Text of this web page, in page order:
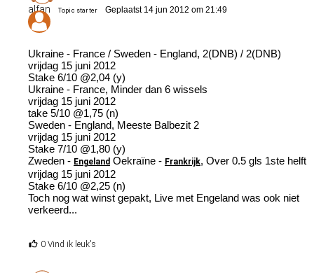
alfan Topic starter Geplaatst 14 jun 2012 om 21:49
Ukraine - France / Sweden - England, 2(DNB) / 2(DNB)
vrijdag 15 juni 2012
Stake 6/10 @2,04 (y)
Ukraine - France, Minder dan 6 wissels
vrijdag 15 juni 2012
take 5/10 @1,75 (n)
Sweden - England, Meeste Balbezit 2
vrijdag 15 juni 2012
Stake 7/10 @1,80 (y)
Zweden - Engeland Oekraïne - Frankrijk, Over 0.5 gls 1ste helft
vrijdag 15 juni 2012
Stake 6/10 @2,25 (n)
Toch nog wat winst gepakt, Live met Engeland was ook niet
verkeerd...
0 Vind ik leuk's